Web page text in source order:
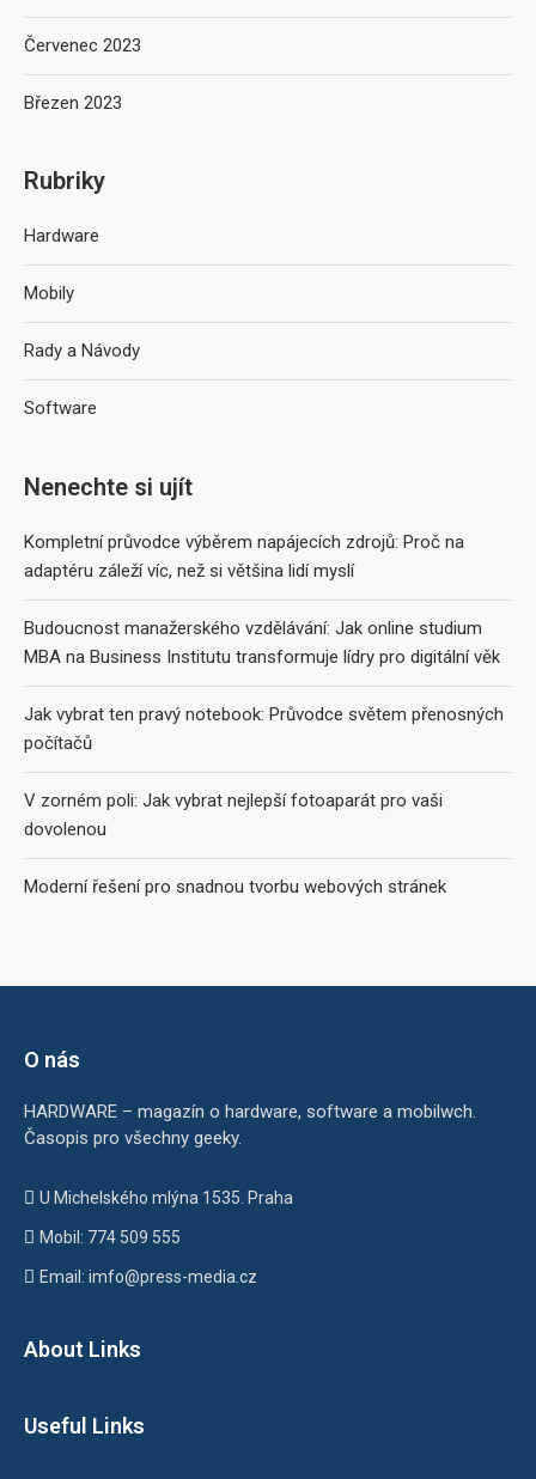
Nenechte si ujít
Kompletní průvodce výběrem napájecích zdrojů: Proč na
adaptéru záleží víc, než si většina lidí myslí
Budoucnost manažerského vzdělávání: Jak online studium
MBA na Business Institutu transformuje lídry pro digitální věk
Jak vybrat ten pravý notebook: Průvodce světem přenosných
počítačů
V zorném poli: Jak vybrat nejlepší fotoaparát pro vaši
dovolenou
Moderní řešení pro snadnou tvorbu webových stránek
Červenec 2023
Březen 2023
Rubriky
Hardware
Mobily
Rady a Návody
Software
O nás
HARDWARE – magazín o hardware, software a mobilwch.
Časopis pro všechny geeky.
U Michelského mlýna 1535. Praha
Mobil: 774 509 555
Email: imfo@press-media.cz
About Links
Useful Links